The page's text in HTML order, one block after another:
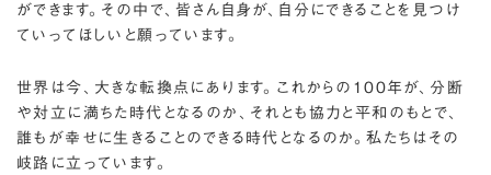
ができます。その中で、皆さん自身が、自分にできることを見つけ
ていってほしいと願っています。
世界は今、大きな転換点にあります。これからの100年が、分断
や対立に満ちた時代となるのか、それとも協力と平和のもとで、
誰もが幸せに生きることのできる時代となるのか。私たちはその
岐路に立っています。